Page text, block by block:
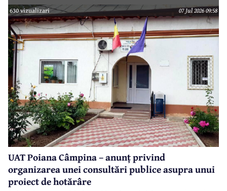
Registration" (MySMIS 335709), finanțat prin Programul Creștere
Inteligentă, Digitalizare și Instrumente Financiare 2021-2027 (PoCIDIF) din
Fondul European de Dezvoltare Regională (FEDR).
630 vizualizari 07 Jul 2026 09:58
UAT Poiana Câmpina – anunț privind
organizarea unei consultări publice asupra unui
proiect de hotărâre